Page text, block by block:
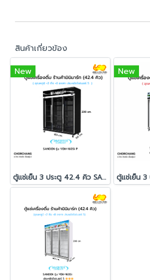
สินค้าเกี่ยวข้อง
New
ตู้แช่เย็น 3 ประตู 42.4 คิว SANDEN รุ่น YEM-1605i P สีดำ
New